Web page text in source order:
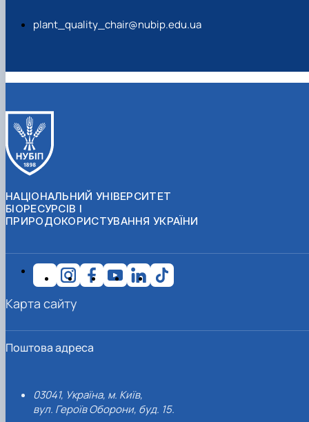
plant_quality_chair@nubip.edu.ua
НАЦІОНАЛЬНИЙ УНІВЕРСИТЕТ
БІОРЕСУРСІВ І
ПРИРОДОКОРИСТУВАННЯ УКРАЇНИ
Поштова адреса
03041, Україна, м. Київ,
вул. Героїв Оборони, буд. 15.
Карта сайту